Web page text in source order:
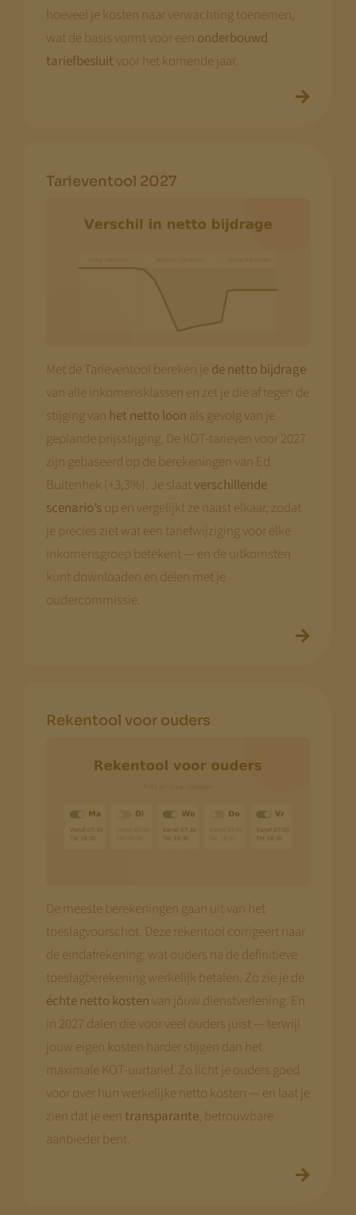
hoeveel je kosten naar verwachting toenemen,
wat de basis vormt voor een onderbouwd
tariefbesluitvoor het komende jaar.
Tarieventool 2027
Met de Tarieventool bereken jede netto bijdrage
van alle inkomensklassen en zet je die af tegen de
stijging van het netto loon als gevolg van je
geplande prijsstijging. De KOT-tarieven voor 2027
zijn gebaseerd op de berekeningen van Ed
Buitenhek (+3,3%). Je slaatverschillende
scenario’sop en vergelijkt ze naast elkaar, zodat
je precies ziet wat een tariefwijziging voor elke
inkomensgroep betekent — en de uitkomsten
kunt downloaden en delen met je
oudercommissie.
Rekentool voor ouders
De meeste berekeningen gaan uit van het
toeslagvoorschot. Deze rekentool corrigeert naar
de eindafrekening: wat ouders na de definitieve
toeslagberekening werkelijk betalen. Zo zie je de
échte netto kostenvan jóuw dienstverlening. En
in 2027 dalen die voor veel ouders juist — terwijl
jouw eigen kosten harder stijgen dan het
maximale KOT-uurtarief. Zo licht je ouders goed
voor over hun werkelijke netto kosten — en laat je
zien dat je eentransparante, betrouwbare
aanbieder bent.